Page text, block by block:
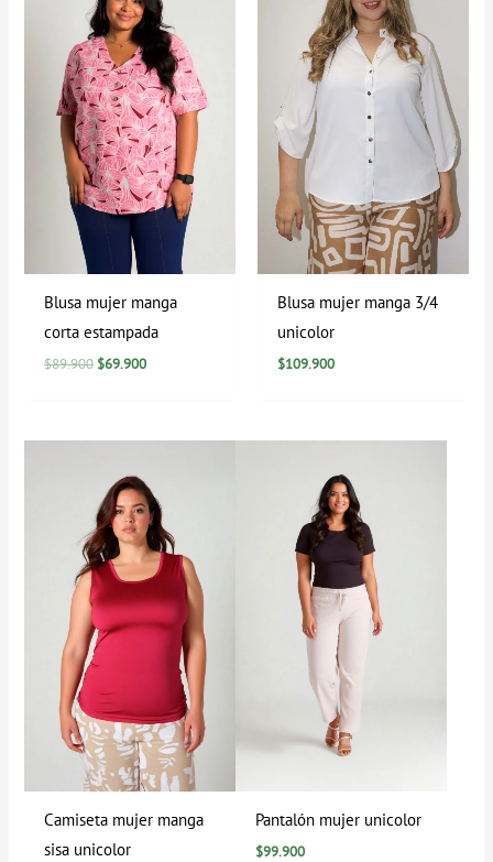
Blusa mujer manga
corta estampada
$89.900
$89.900.
$69.900
$69.900.
Blusa mujer manga 3/4
unicolor
$109.900
Camiseta mujer manga
sisa unicolor
Pantalón mujer unicolor
$99.900